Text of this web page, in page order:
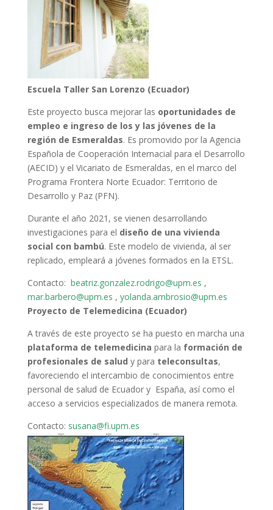
Escuela Taller San Lorenzo (Ecuador)
Este proyecto busca mejorar las oportunidades de
empleo e ingreso de los y las jóvenes de la
región de Esmeraldas. Es promovido por la Agencia
Española de Cooperación Internacial para el Desarrollo
(AECID) y el Vicariato de Esmeraldas, en el marco del
Programa Frontera Norte Ecuador: Territorio de
Desarrollo y Paz (PFN).
Durante el año 2021, se vienen desarrollando
investigaciones para el diseño de una vivienda
social con bambú. Este modelo de vivienda, al ser
replicado, empleará a jóvenes formados en la ETSL.
Contacto: beatriz.gonzalez.rodrigo@upm.es ,
mar.barbero@upm.es , yolanda.ambrosio@upm.es
Proyecto de Telemedicina (Ecuador)
A través de este proyecto se ha puesto en marcha una
plataforma de telemedicina para la formación de
profesionales de salud y para teleconsultas,
favoreciendo el intercambio de conocimientos entre
personal de salud de Ecuador y España, así como el
acceso a servicios especializados de manera remota.
Contacto: susana@fi.upm.es